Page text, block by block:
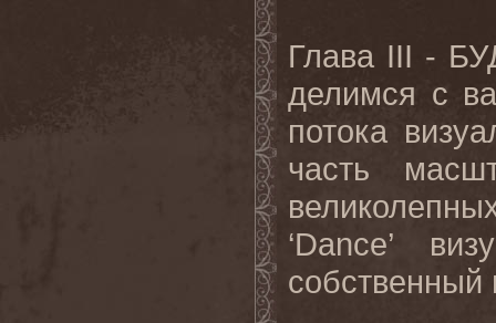
Глава III -
делимся с
потока
часть
‘Dance’